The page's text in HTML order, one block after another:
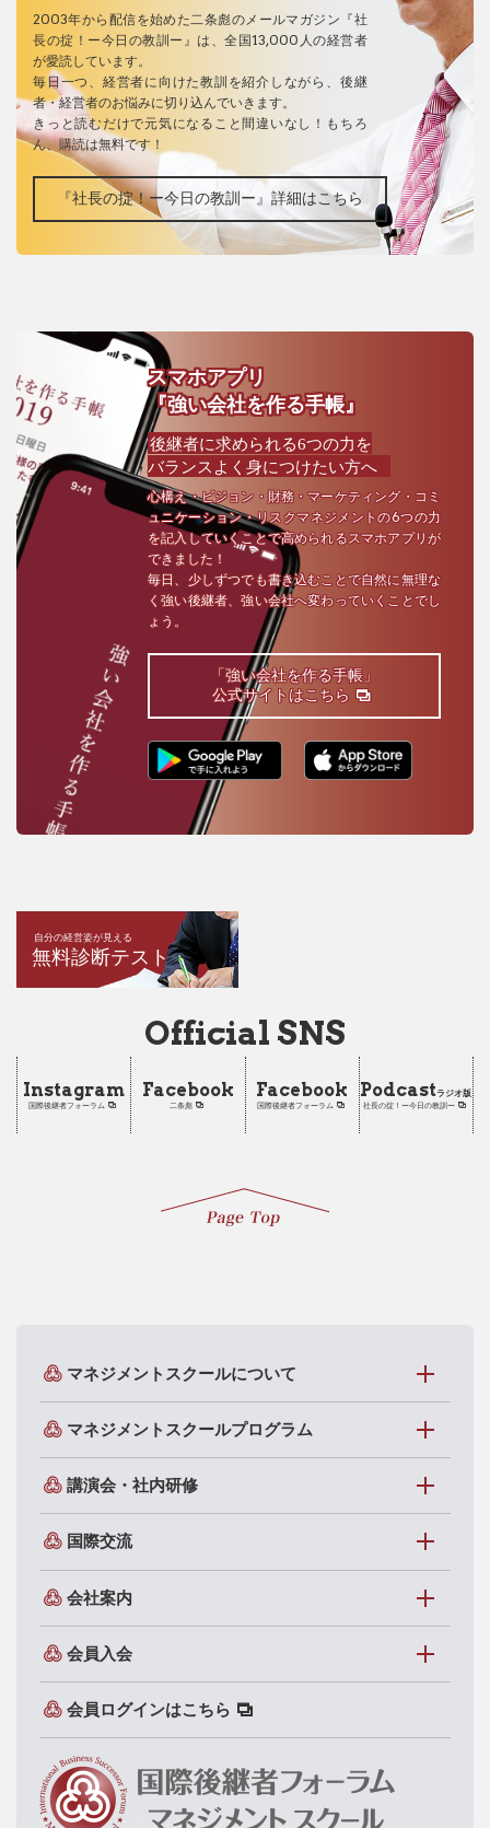
2003年から配信を始めた二条彪のメールマガジン『社
長の掟！ー今日の教訓ー』は、全国13,000人の経営者
が愛読しています。
毎日一つ、経営者に向けた教訓を紹介しながら、後継
者・経営者のお悩みに切り込んでいきます。
きっと読むだけで元気になること間違いなし！もちろ
ん、購読は無料です！
『社長の掟！ー今日の教訓ー』詳細はこちら
スマホアプリ
『強い会社を作る手帳』
後継者に求められる6つの力を
バランスよく身につけたい方へ
心構え・ビジョン・財務・マーケティング・コミ
ュニケーション・リスクマネジメントの6つの力
を記入していくことで高められるスマホアプリが
できました！
毎日、少しずつでも書き込むことで自然に無理な
く強い後継者、強い会社へ変わっていくことでし
ょう。
「強い会社を作る手帳」
公式サイトはこちら
自分の経営姿が見える
無料診断テスト
Official SNS
Instagram
国際後継者フォーラム
Facebook
二条彪
Facebook
国際後継者フォーラム
Podcastラジオ版
社長の掟！ー今日の教訓ー
マネジメントスクールについて
マネジメントスクールプログラム
講演会・社内研修
国際交流
会社案内
会員入会
会員ログインはこちら